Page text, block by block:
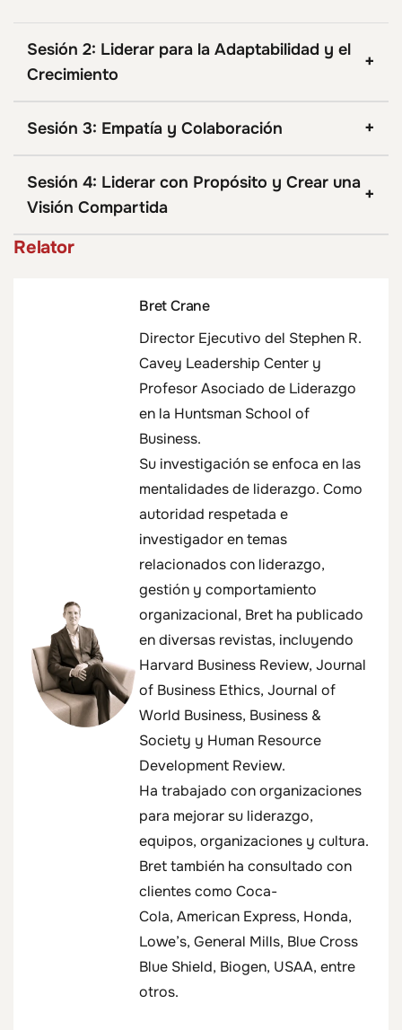
Sesión 2: Liderar para la Adaptabilidad y el
Crecimiento
Sesión 3: Empatía y Colaboración
Sesión 4: Liderar con Propósito y Crear una
Visión Compartida
Relator
Bret Crane
Director Ejecutivo del Stephen R.
Cavey Leadership Center y
Profesor Asociado de Liderazgo
en la Huntsman School of
Business.
Su investigación se enfoca en las
mentalidades de liderazgo. Como
autoridad respetada e
investigador en temas
relacionados con liderazgo,
gestión y comportamiento
organizacional, Bret ha publicado
en diversas revistas, incluyendo
Harvard Business Review, Journal
of Business Ethics, Journal of
World Business, Business &
Society y Human Resource
Development Review.
Ha trabajado con organizaciones
para mejorar su liderazgo,
equipos, organizaciones y cultura.
Bret también ha consultado con
clientes como Coca-
Cola, American Express, Honda,
Lowe’s, General Mills, Blue Cross
Blue Shield, Biogen, USAA, entre
otros.